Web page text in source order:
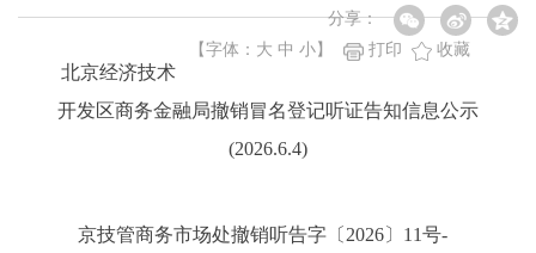
分享：
【字体： 大 中 小 】 打印 收藏
北京经济技术
开发区商务金融局撤销冒名登记听证告知信息公示
(2026.6.4)
京技管商务市场处撤销听告字〔2026〕11号-